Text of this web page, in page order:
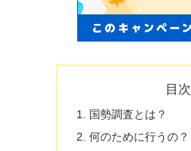
目次
国勢調査とは？
何のために行うの？